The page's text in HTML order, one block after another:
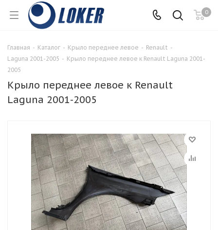
0
Главная - Каталог - Крыло переднее левое - Renault -
Laguna 2001-2005 - Крыло переднее левое к Renault Laguna 2001-
2005
Крыло переднее левое к Renault
Laguna 2001-2005